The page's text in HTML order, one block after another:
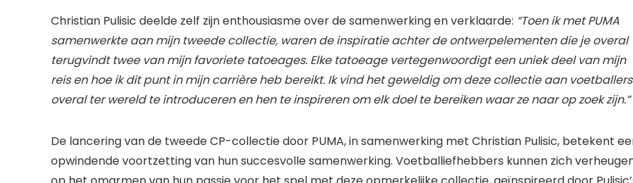
Christian Pulisic deelde zelf zijn enthousiasme over de samenwerking en verklaarde: “Toen ik met PUMA
samenwerkte aan mijn tweede collectie, waren de inspiratie achter de ontwerpelementen die je overal
terugvindt twee van mijn favoriete tatoeages. Elke tatoeage vertegenwoordigt een uniek deel van mijn
reis en hoe ik dit punt in mijn carrière heb bereikt. Ik vind het geweldig om deze collectie aan voetballers
overal ter wereld te introduceren en hen te inspireren om elk doel te bereiken waar ze naar op zoek zijn.”
De lancering van de tweede CP-collectie door PUMA, in samenwerking met Christian Pulisic, betekent
opwindende voortzetting van hun succesvolle samenwerking. Voetballiefhebbers kunnen zich